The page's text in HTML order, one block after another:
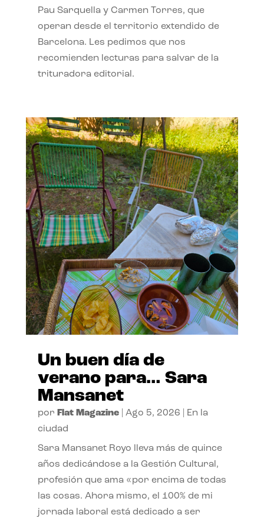
Pau Sarquella y Carmen Torres, que
operan desde el territorio extendido de
Barcelona. Les pedimos que nos
recomienden lecturas para salvar de la
trituradora editorial.
Un buen día de
verano para… Sara
Mansanet
por Flat Magazine| Ago 5, 2026
En la
ciudad
Sara Mansanet Royo lleva más de quince
años dedicándose a la Gestión Cultural,
profesión que ama «por encima de todas
las cosas. Ahora mismo, el 100% de mi
jornada laboral está dedicado a ser